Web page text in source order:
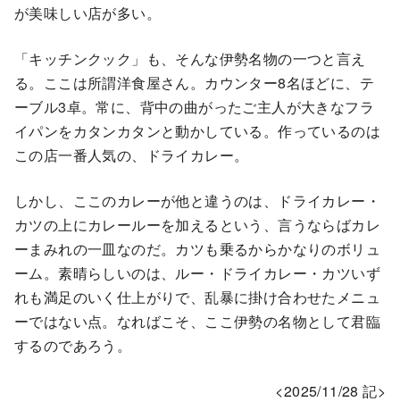
が美味しい店が多い。
「キッチンクック」も、そんな伊勢名物の一つと言え
る。ここは所謂洋食屋さん。カウンター8名ほどに、テ
ーブル3卓。常に、背中の曲がったご主人が大きなフラ
イパンをカタンカタンと動かしている。作っているのは
この店一番人気の、ドライカレー。
しかし、ここのカレーが他と違うのは、ドライカレー・
カツの上にカレールーを加えるという、言うならばカレ
ーまみれの一皿なのだ。カツも乗るからかなりのボリュ
ーム。素晴らしいのは、ルー・ドライカレー・カツいず
れも満足のいく仕上がりで、乱暴に掛け合わせたメニュ
ーではない点。なればこそ、ここ伊勢の名物として君臨
するのであろう。
<2025/11/28 記>